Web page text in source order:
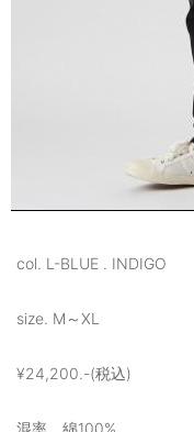
col. L-BLUE . INDIGO
size. M～XL
¥24,200.-(税込)
混率 綿100%